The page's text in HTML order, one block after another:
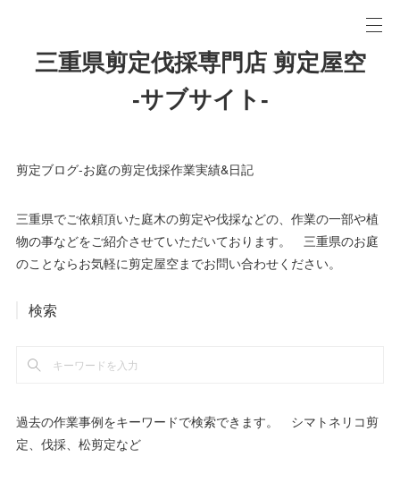
三重県剪定伐採専門店 剪定屋空
-サブサイト-
剪定ブログ-お庭の剪定伐採作業実績&日記
三重県でご依頼頂いた庭木の剪定や伐採などの、作業の一部や植
物の事などをご紹介させていただいております。 三重県のお庭
のことならお気軽に剪定屋空までお問い合わせください。
検索
過去の作業事例をキーワードで検索できます。 シマトネリコ剪
定、伐採、松剪定など